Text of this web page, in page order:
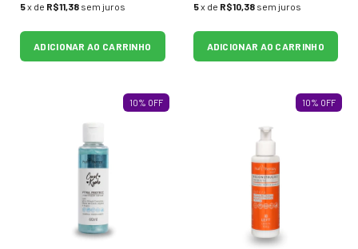
5x de R$11,38 sem juros
ADICIONAR AO CARRINHO
5x de R$10,38 sem juros
ADICIONAR AO CARRINHO
10% OFF 10% OFF